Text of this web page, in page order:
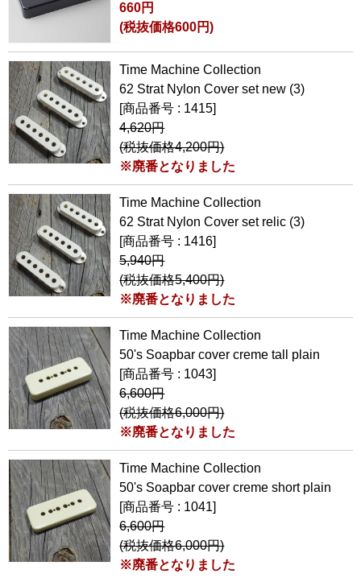
660円
(税抜価格600円)
Time Machine Collection
62 Strat Nylon Cover set new (3)
[商品番号 : 1415]
4,620円
(税抜価格4,200円)
※廃番となりました
Time Machine Collection
62 Strat Nylon Cover set relic (3)
[商品番号 : 1416]
5,940円
(税抜価格5,400円)
※廃番となりました
Time Machine Collection
50's Soapbar cover creme tall plain
[商品番号 : 1043]
6,600円
(税抜価格6,000円)
※廃番となりました
Time Machine Collection
50's Soapbar cover creme short plain
[商品番号 : 1041]
6,600円
(税抜価格6,000円)
※廃番となりました